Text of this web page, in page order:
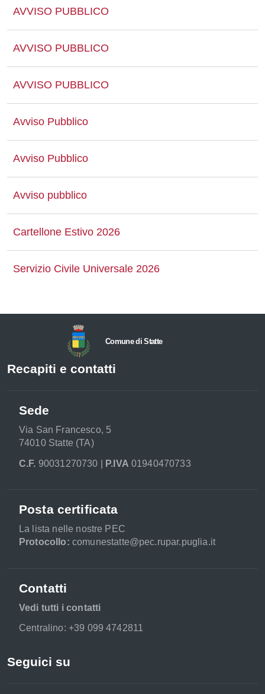
AVVISO PUBBLICO
AVVISO PUBBLICO
AVVISO PUBBLICO
Avviso Pubblico
Avviso Pubblico
Avviso pubblico
Cartellone Estivo 2026
Servizio Civile Universale 2026
Comune di Statte
Recapiti e contatti
Sede
Via San Francesco, 5
74010 Statte (TA)
C.F. 90031270730 | P.IVA 01940470733
Posta certificata
La lista nelle nostre PEC
Protocollo: comunestatte@pec.rupar.puglia.it
Contatti
Vedi tutti i contatti
Centralino: +39 099 4742811
Seguici su